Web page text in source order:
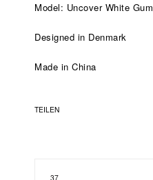
Model: Uncover White Gum
Designed in Denmark
Made in China
TEILEN